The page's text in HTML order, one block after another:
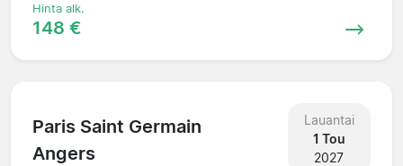
Hinta alk.
148 €
Paris Saint Germain
Angers
Lauantai
1 Tou
2027